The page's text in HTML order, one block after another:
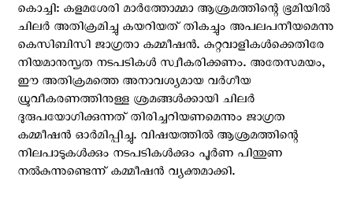
കൊച്ചി: കളമശേരി മാർത്തോമ്മാ ആശ്രമത്തിന്റെ ഭൂമിയിൽ
ചിലർ അതിക്രമിച്ചു കയറിയത് തികച്ചും അപലപനീയമെന്നു
കെസിബിസി ജാഗ്രതാ കമ്മീഷൻ. കുറ്റവാളികൾക്കെതിരേ
നിയമാനുസൃത നടപടികൾ സ്വീകരിക്കണം. അതേസമയം,
ഈ അതിക്രമത്തെ അനാവശ്യമായ വർഗീയ
ധ്രുവീകരണത്തിനുള്ള ശ്രമങ്ങൾക്കായി ചിലർ
ദുരുപയോഗിക്കുന്നത് തിരിച്ചറിയണമെന്നും ജാഗ്രത
കമ്മീഷൻ ഓർമിപ്പിച്ചു. വിഷയത്തിൽ ആശ്രമത്തിന്റെ
നിലപാടുകൾക്കും നടപടികൾക്കും പൂർണ പിന്തുണ
നൽകുന്നുണ്ടെന്ന് കമ്മീഷന്‍ വ്യക്തമാക്കി.